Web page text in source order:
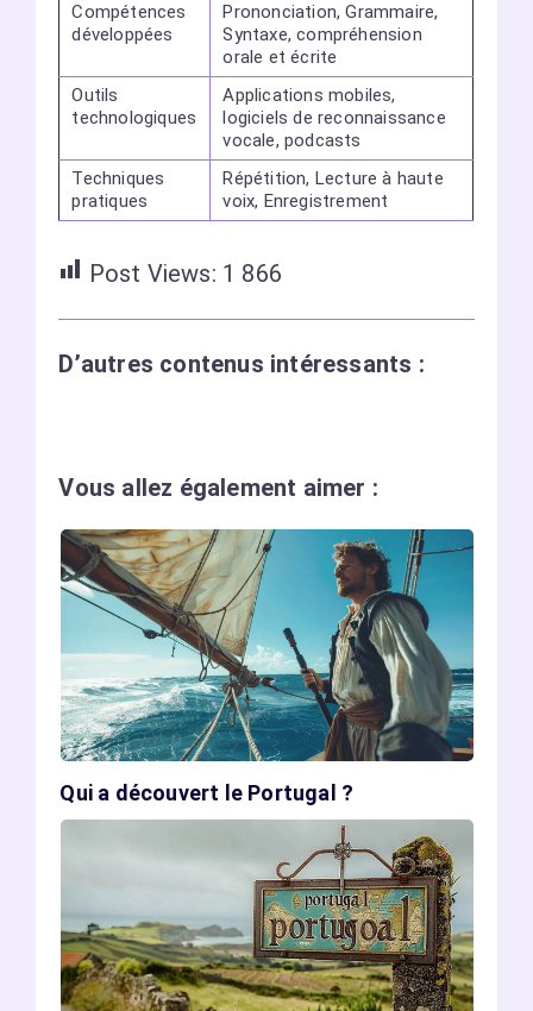
Compétences
développées
Prononciation, Grammaire,
Syntaxe, compréhension
orale et écrite
Outils
technologiques
Applications mobiles,
logiciels de reconnaissance
vocale, podcasts
Techniques
pratiques
Répétition, Lecture à haute
voix, Enregistrement
Post Views: 1 866
D’autres contenus intéressants :
Vous allez également aimer :
Qui a découvert le Portugal ?